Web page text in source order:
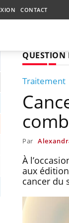
CONTACT
QUESTION
Traitement
Par
À
aux
cancer du